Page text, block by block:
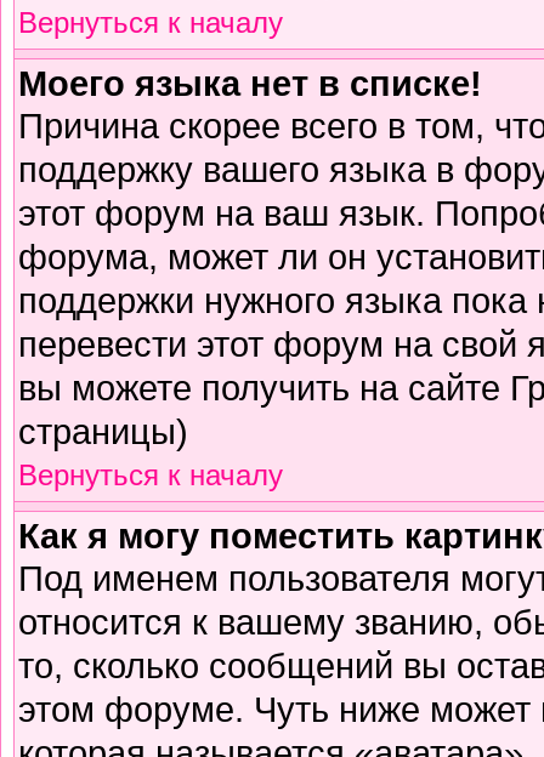
Вернуться к началу
Моего языка нет в списке!
Причина скорее всего в том,
поддержку вашего языка в
этот форум на ваш язык.
форума, может ли он
поддержки нужного языка
перевести этот форум на
вы можете получить на сайте
страницы)
Вернуться к началу
Как я могу поместить
Под именем пользователя
относится к вашему званию,
то, сколько сообщений вы
этом форуме. Чуть ниже может